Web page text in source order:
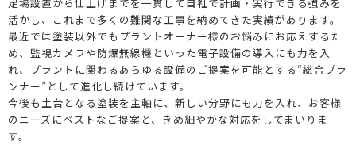
足場設置から仕上げまでを一貫して自社で計画・実行できる強みを
活かし、これまで多くの難関な工事を納めてきた実績があります。
最近では塗装以外でもプラントオーナー様のお悩みにお応えするた
め、監視カメラや防爆無線機といった電子設備の導入にも力を入
れ、プラントに関わるあらゆる設備のご提案を可能とする“総合プラ
ンナー”として進化し続けています。
今後も土台となる塗装を主軸に、新しい分野にも力を入れ、お客様
のニーズにベストなご提案と、きめ細やかな対応をしてまいりま
す。